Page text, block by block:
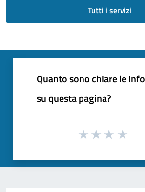
Tutti i servizi
Quanto sono chiare le
su questa pagina?